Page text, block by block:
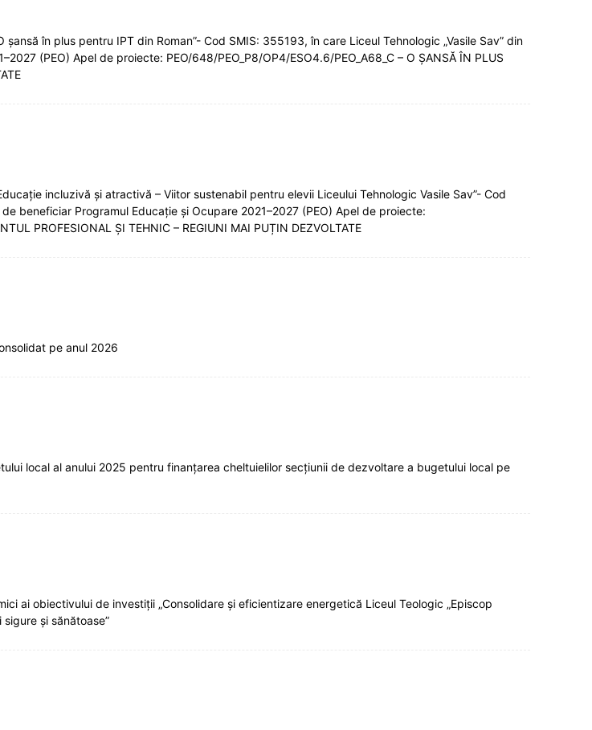
în plus pentru IPT din Roman”- Cod SMIS: 355193, în care Liceul Tehnologic „Vasile Sav” din
(PEO) Apel de proiecte: PEO/648/PEO_P8/OP4/ESO4.6/PEO_A68_C – O ȘANSĂ ÎN PLUS
incluzivă și atractivă – Viitor sustenabil pentru elevii Liceului Tehnologic Vasile Sav”- Cod
beneficiar Programul Educație și Ocupare 2021–2027 (PEO) Apel de proiecte:
PROFESIONAL ȘI TEHNIC – REGIUNI MAI PUȚIN DEZVOLTATE
pe anul 2026
local al anului 2025 pentru finanțarea cheltuielilor secțiunii de dezvoltare a bugetului local pe
ai obiectivului de investiții „Consolidare și eficientizare energetică Liceul Teologic „Episcop
și sănătoase”